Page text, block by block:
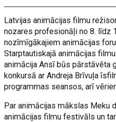
Latvijas animācijas filmu
nozares profesionāļi no 8. līdz
nozīmīgākajiem animācijas
Starptautiskajā animācijas
animācija Ansī būs pārstāvēta
konkursā ar Andreja Brīvuļa
programmas seansos, arī
Par animācijas mākslas Meku
animācijas filmu festivāls un